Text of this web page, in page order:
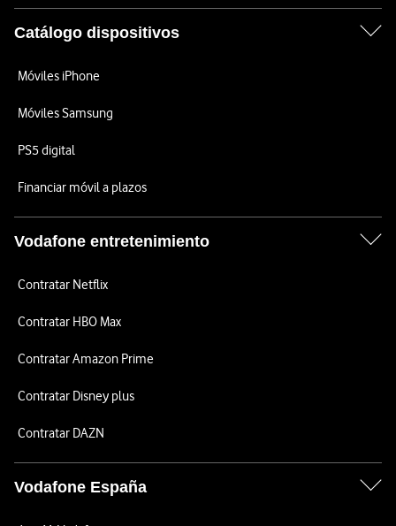
Catálogo dispositivos
Móviles iPhone
Móviles Samsung
PS5 digital
Financiar móvil a plazos
Vodafone entretenimiento
Contratar Netflix
Contratar HBO Max
Contratar Amazon Prime
Contratar Disney plus
Contratar DAZN
Vodafone España